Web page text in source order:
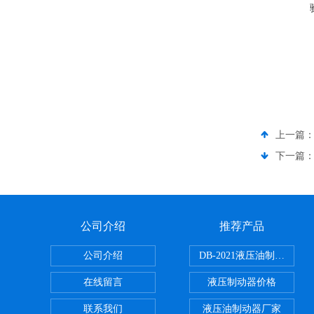
上一篇：
下一篇：
公司介绍
公司介绍
在线留言
联系我们
推荐产品
DB-2021液压油制动器
液压制动器价格
液压油制动器厂家